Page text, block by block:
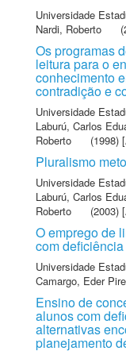
Universidade
Nardi, Roberto
Os programas
leitura para o
conhecimento
contradição e
Universidade
Laburú, Carlos
Roberto
(1998)
Pluralismo
Universidade
Laburú, Carlos
Roberto
(2003)
O emprego de
com
Universidade
Camargo, Eder
Ensino de
alunos com
alternativas
planejamento